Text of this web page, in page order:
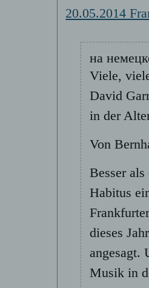
20.05.2014
на
Viele,
David
in der
Von
Besser
Habitus
dieses
angesagt.
Musik in